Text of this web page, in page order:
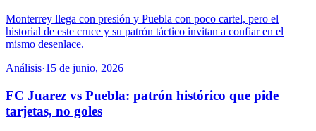
Monterrey llega con presión y Puebla con poco cartel, pero el
historial de este cruce y su patrón táctico invitan a confiar en el
mismo desenlace.
Análisis·15 de junio, 2026
FC Juarez vs Puebla: patrón histórico que pide
tarjetas, no goles